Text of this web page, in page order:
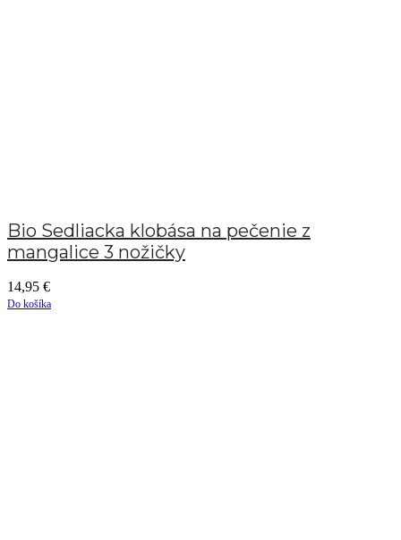
Bio Sedliacka klobása na pečenie z
mangalice 3 nožičky
14,95 €
Do košíka